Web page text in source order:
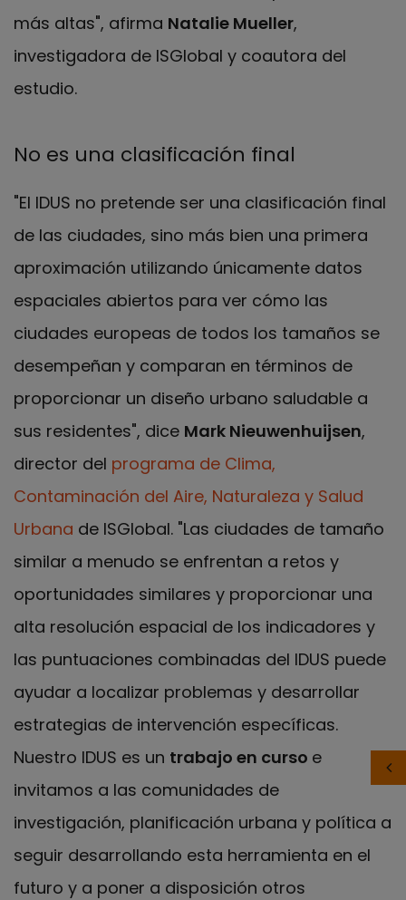
más altas", afirma Natalie Mueller,
investigadora de ISGlobal y coautora del
estudio.
No es una clasificación final
"El IDUS no pretende ser una clasificación final
de las ciudades, sino más bien una primera
aproximación utilizando únicamente datos
espaciales abiertos para ver cómo las
ciudades europeas de todos los tamaños se
desempeñan y comparan en términos de
proporcionar un diseño urbano saludable a
sus residentes", dice Mark Nieuwenhuijsen,
director del programa de Clima,
Contaminación del Aire, Naturaleza y Salud
Urbana de ISGlobal. "Las ciudades de tamaño
similar a menudo se enfrentan a retos y
oportunidades similares y proporcionar una
alta resolución espacial de los indicadores y
las puntuaciones combinadas del IDUS puede
ayudar a localizar problemas y desarrollar
estrategias de intervención específicas.
Nuestro IDUS es un trabajo en curso e
invitamos a las comunidades de
investigación, planificación urbana y política a
seguir desarrollando esta herramienta en el
futuro y a poner a disposición otros